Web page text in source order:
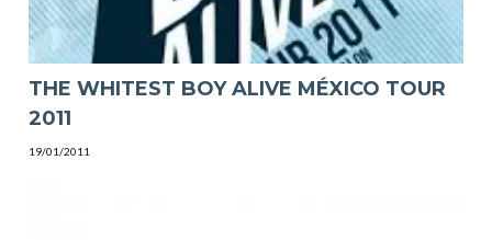
THE WHITEST BOY ALIVE MÉXICO TOUR
2011
19/01/2011